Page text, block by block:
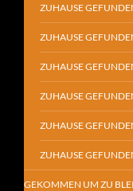
ZUHAUSE
ZUHAUSE
ZUHAUSE
ZUHAUSE
ZUHAUSE
ZUHAUSE
GEKOMMEN UM ZU